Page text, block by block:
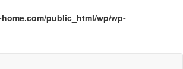
public_html/wp/wp-